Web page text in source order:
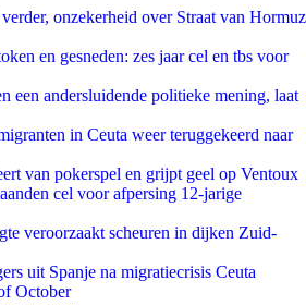
onzekerheid over Straat van Hormuz
en gesneden: zes jaar cel en tbs voor
een andersluidende politieke mening, laat
in Ceuta weer teruggekeerd naar
van pokerspel en grijpt geel op Ventoux
cel voor afpersing 12-jarige
veroorzaakt scheuren in dijken Zuid-
uit Spanje na migratiecrisis Ceuta
October